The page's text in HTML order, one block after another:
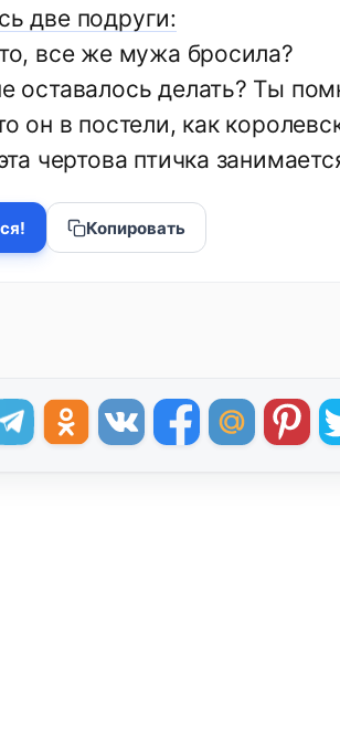
две подруги:
все же мужа бросила?
оставалось делать? Ты
он в постели, как
чертова птичка
Копировать